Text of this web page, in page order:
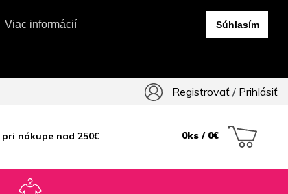
Viac informácií Súhlasím
Registrovať / Prihlásiť
pri nákupe nad 250€ 0ks / 0€